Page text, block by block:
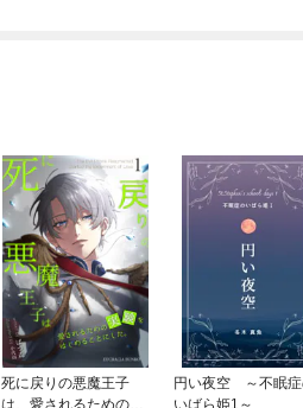
死に戻りの悪魔王子
は、愛されるための実
円い夜空 ～不眠
いばら姫1～